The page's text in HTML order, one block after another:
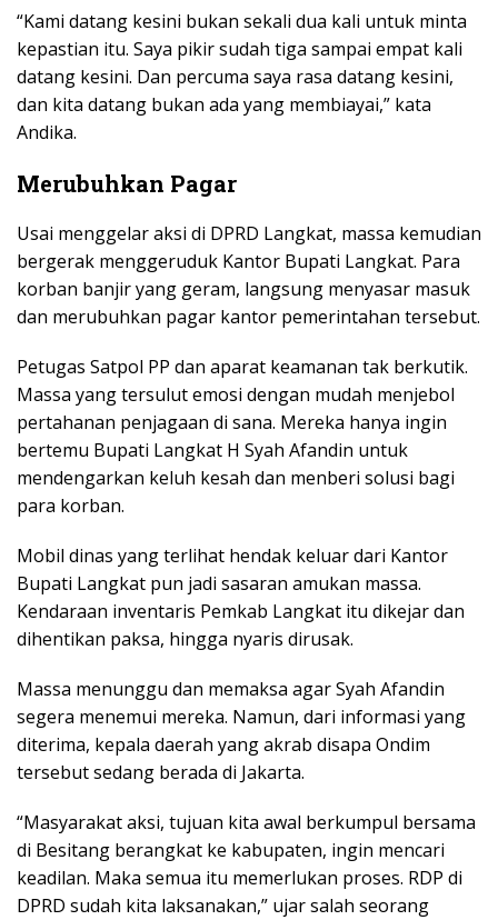
“Kami datang kesini bukan sekali dua kali untuk minta
kepastian itu. Saya pikir sudah tiga sampai empat kali
datang kesini. Dan percuma saya rasa datang kesini,
dan kita datang bukan ada yang membiayai,” kata
Andika.
Merubuhkan Pagar
Usai menggelar aksi di DPRD Langkat, massa kemudian
bergerak menggeruduk Kantor Bupati Langkat. Para
korban banjir yang geram, langsung menyasar masuk
dan merubuhkan pagar kantor pemerintahan tersebut.
Petugas Satpol PP dan aparat keamanan tak berkutik.
Massa yang tersulut emosi dengan mudah menjebol
pertahanan penjagaan di sana. Mereka hanya ingin
bertemu Bupati Langkat H Syah Afandin untuk
mendengarkan keluh kesah dan menberi solusi bagi
para korban.
Mobil dinas yang terlihat hendak keluar dari Kantor
Bupati Langkat pun jadi sasaran amukan massa.
Kendaraan inventaris Pemkab Langkat itu dikejar dan
dihentikan paksa, hingga nyaris dirusak.
Massa menunggu dan memaksa agar Syah Afandin
segera menemui mereka. Namun, dari informasi yang
diterima, kepala daerah yang akrab disapa Ondim
tersebut sedang berada di Jakarta.
“Masyarakat aksi, tujuan kita awal berkumpul bersama
di Besitang berangkat ke kabupaten, ingin mencari
keadilan. Maka semua itu memerlukan proses. RDP di
DPRD sudah kita laksanakan,” ujar salah seorang